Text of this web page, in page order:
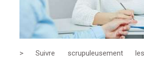
> Suivre scrupuleusement